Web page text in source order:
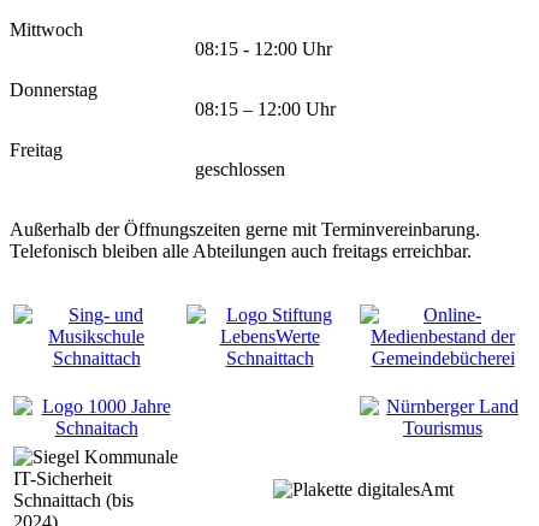
Mittwoch
08:15 - 12:00 Uhr
Donnerstag
08:15 – 12:00 Uhr
Freitag
geschlossen
Außerhalb der Öffnungszeiten gerne mit Terminvereinbarung.
Telefonisch bleiben alle Abteilungen auch freitags erreichbar.